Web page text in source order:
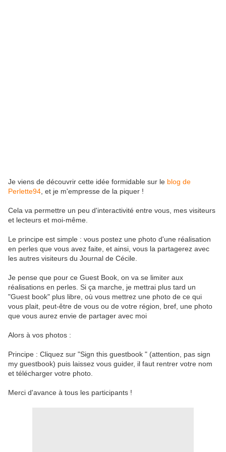
Je viens de découvrir cette idée formidable sur le blog de
Perlette94 , et je m'empresse de la piquer !
Cela va permettre un peu d'interactivité entre vous, mes visiteurs
et lecteurs et moi-même.
Le principe est simple : vous postez une photo d'une réalisation
en perles que vous avez faite, et ainsi, vous la partagerez avec
les autres visiteurs du Journal de Cécile.
Je pense que pour ce Guest Book, on va se limiter aux
réalisations en perles. Si ça marche, je mettrai plus tard un
"Guest book" plus libre, où vous mettrez une photo de ce qui
vous plait, peut-être de vous ou de votre région, bref, une photo
que vous aurez envie de partager avec moi
Alors à vos photos :
Principe : Cliquez sur "Sign this guestbook " (attention, pas sign
my guestbook) puis laissez vous guider, il faut rentrer votre nom
et télécharger votre photo.
Merci d'avance à tous les participants !